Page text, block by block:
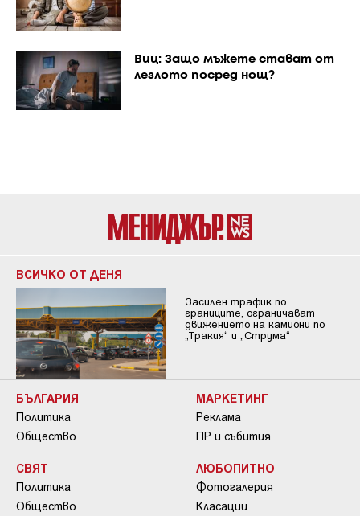
Виц: Защо мъжете стават от
леглото посред нощ?
ВСИЧКО ОТ ДЕНЯ
Засилен трафик по
границите, ограничават
движението на камиони по
„Тракия“ и „Струма“
БЪЛГАРИЯ
Политика
Общество
СВЯТ
Политика
Общество
МАРКЕТИНГ
Реклама
ПР и събития
ЛЮБОПИТНО
Фотогалерия
Класации